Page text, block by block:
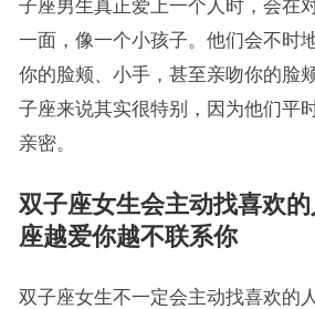
子座男生真正爱上一个人时，会在
一面，像一个小孩子。他们会不时
你的脸颊、小手，甚至亲吻你的脸
子座来说其实很特别，因为他们平
亲密。
双子座女生会主动找喜欢
座越爱你越不联系你
双子座女生不一定会主动找喜欢的